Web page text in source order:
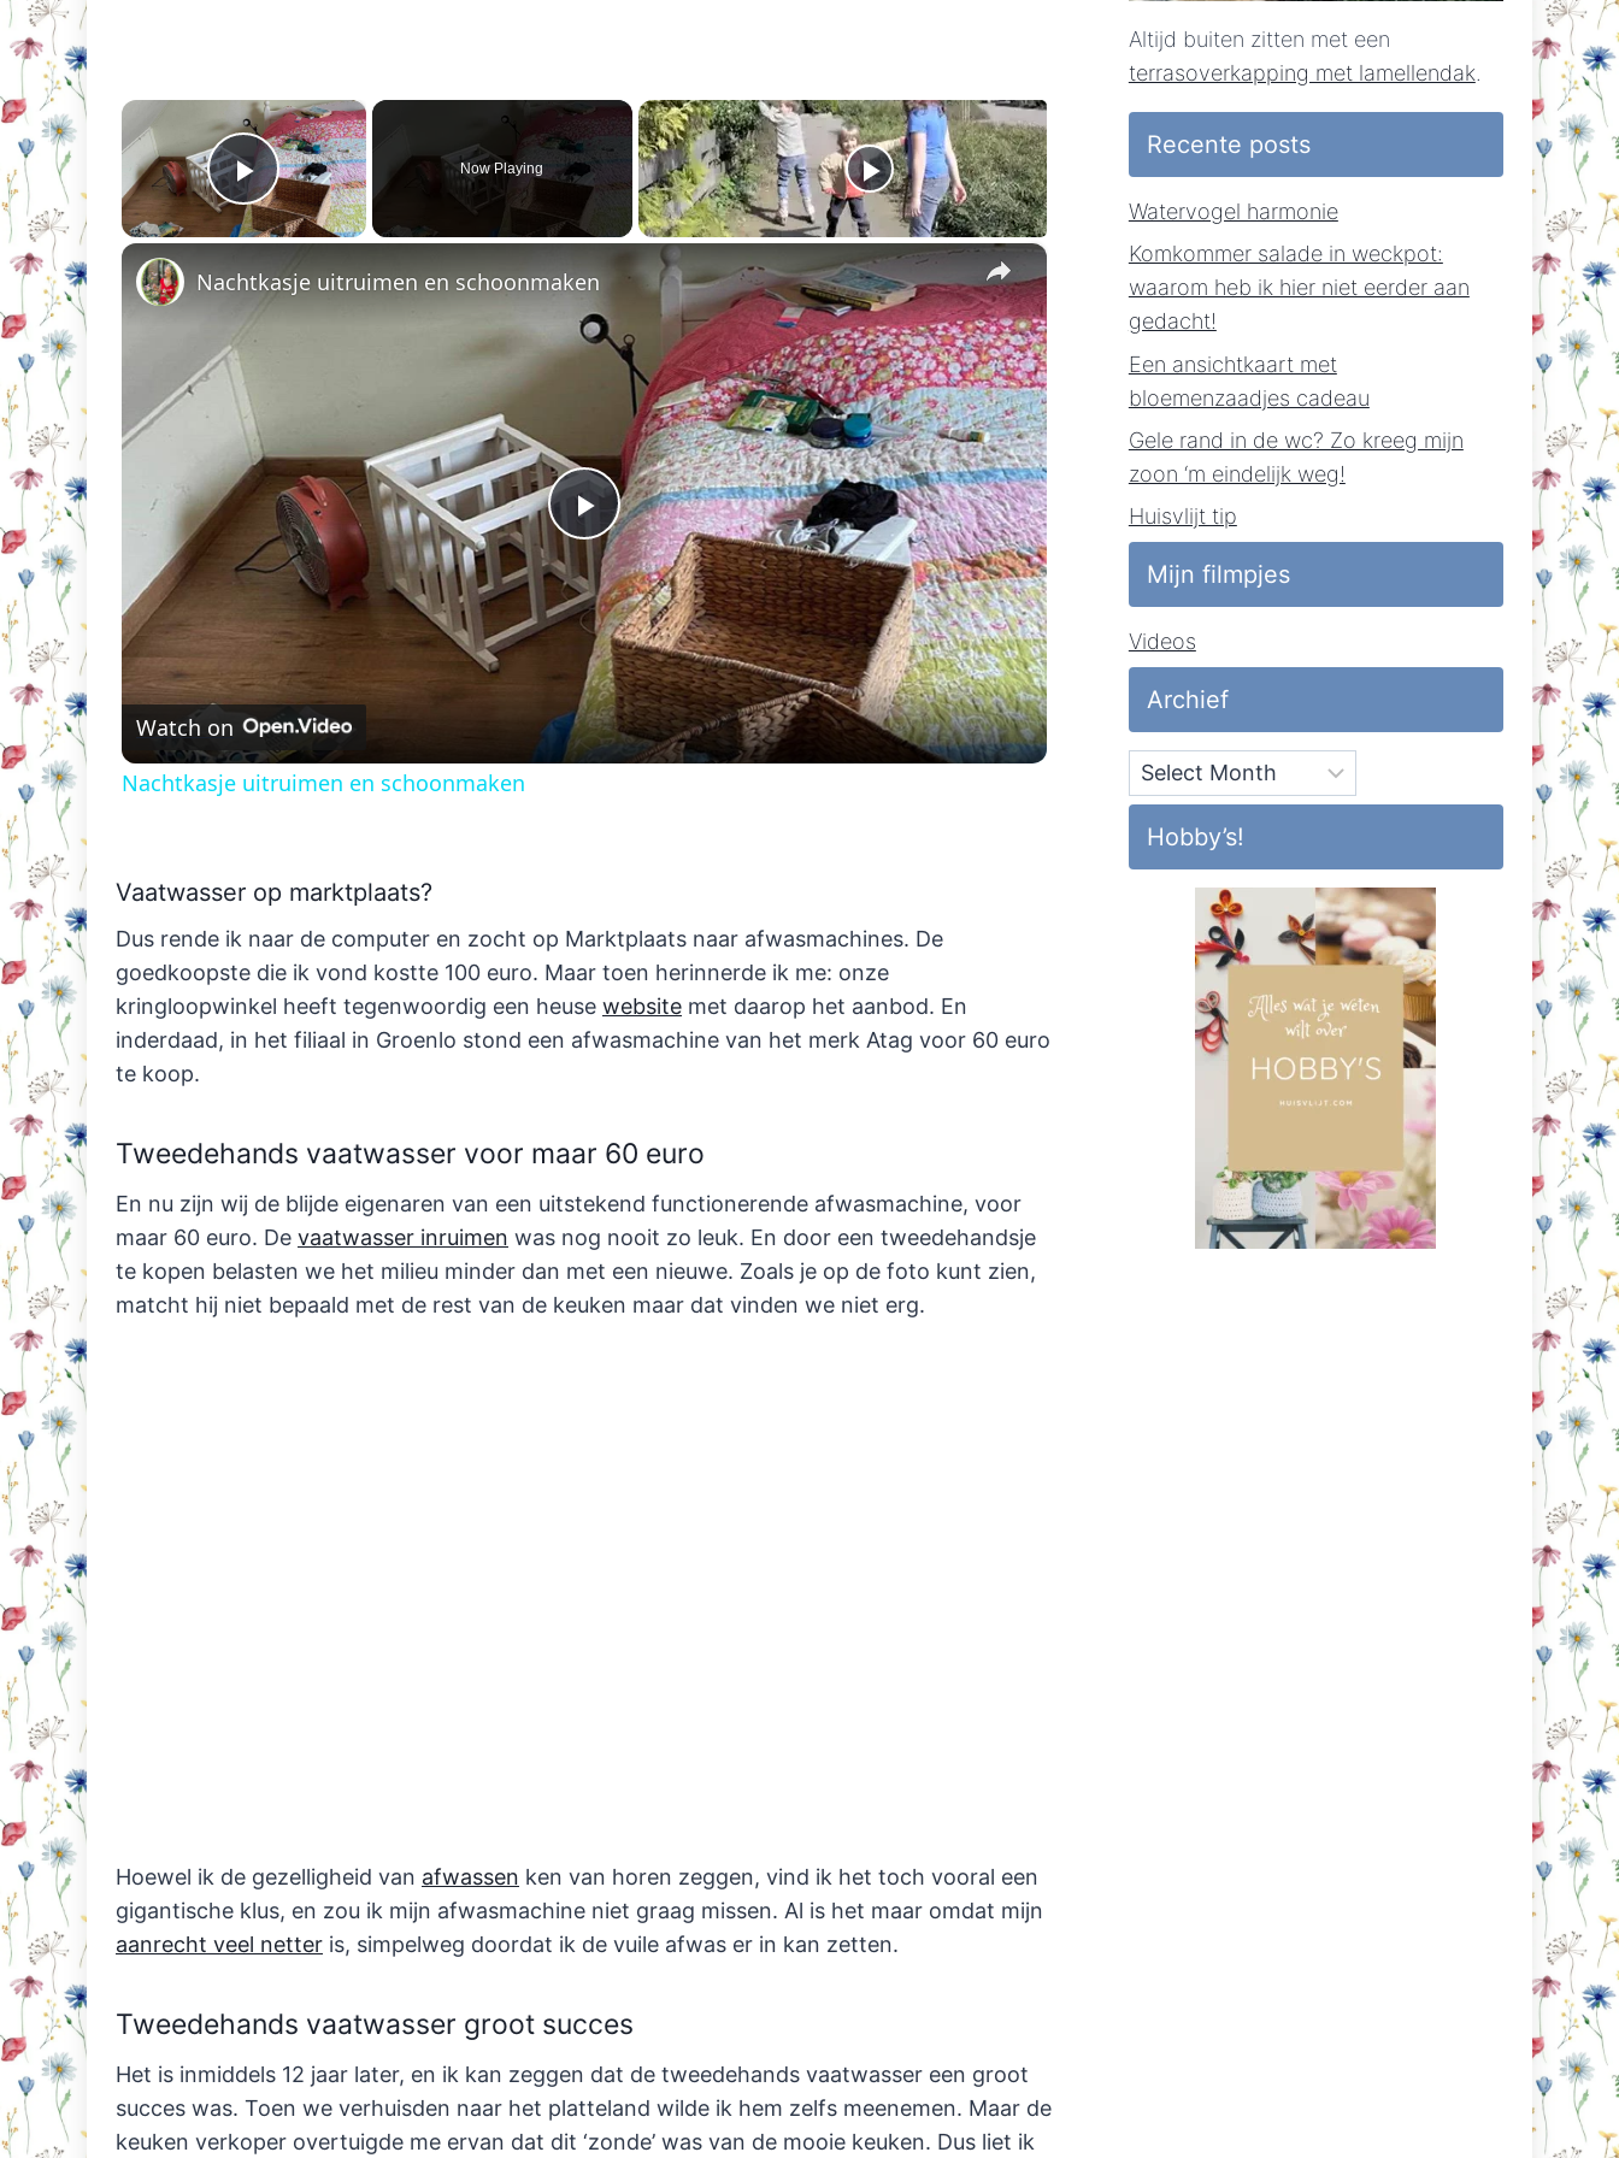
×
Play Video
Now Playing
×
Play
Video
Nachtkasje uitruimen en schoonmaken
Watch on
Nachtkasje uitruimen en schoonmaken
Vaatwasser op marktplaats?
Dus rende ik naar de computer en zocht op Marktplaats naar afwasmachines. De
goedkoopste die ik vond kostte 100 euro. Maar toen herinnerde ik me: onze
kringloopwinkel heeft tegenwoordig een heuse website met daarop het aanbod. En
inderdaad, in het filiaal in Groenlo stond een afwasmachine van het merk Atag voor 60 euro
te koop.
Tweedehands vaatwasser voor maar 60 euro
En nu zijn wij de blijde eigenaren van een uitstekend functionerende afwasmachine, voor
maar 60 euro. De vaatwasser inruimen was nog nooit zo leuk. En door een tweedehandsje
te kopen belasten we het milieu minder dan met een nieuwe. Zoals je op de foto kunt zien,
matcht hij niet bepaald met de rest van de keuken maar dat vinden we niet erg.
Hoewel ik de gezelligheid van afwassen ken van horen zeggen, vind ik het toch vooral een
gigantische klus, en zou ik mijn afwasmachine niet graag missen. Al is het maar omdat mijn
aanrecht veel netter is, simpelweg doordat ik de vuile afwas er in kan zetten.
Tweedehands vaatwasser groot succes
Het is inmiddels 12 jaar later, en ik kan zeggen dat de tweedehands vaatwasser een groot
succes was. Toen we verhuisden naar het platteland wilde ik hem zelfs meenemen. Maar de
keuken verkoper overtuigde me ervan dat dit ‘zonde’ was van de mooie keuken. Dus liet ik
Altijd buiten zitten met een
terrasoverkapping met lamellendak.
Recente posts
Watervogel harmonie
Komkommer salade in weckpot:
waarom heb ik hier niet eerder aan
gedacht!
Een ansichtkaart met
bloemenzaadjes cadeau
Gele rand in de wc? Zo kreeg mijn
zoon ‘m eindelijk weg!
Huisvlijt tip
Mijn filmpjes
Videos
Archief
Archief
Hobby’s!